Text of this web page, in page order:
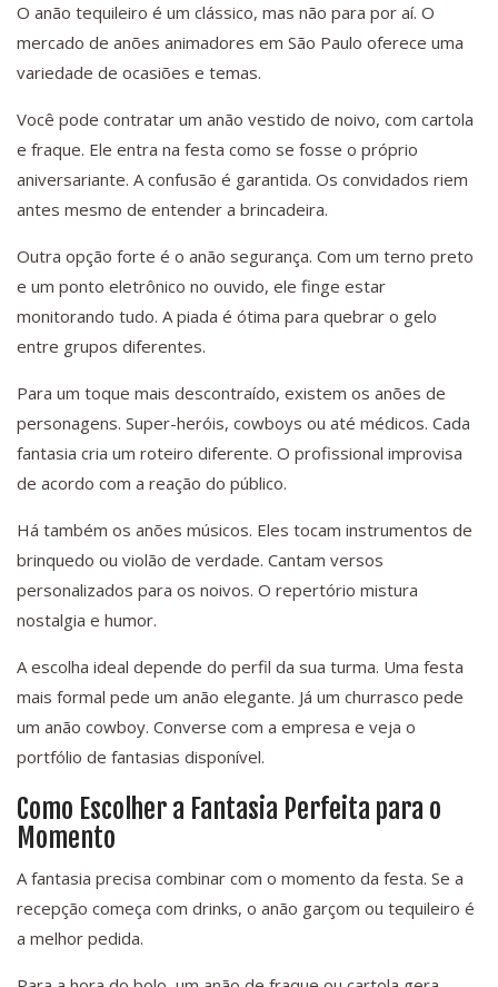
O anão tequileiro é um clássico, mas não para por aí. O
mercado de anões animadores em São Paulo oferece uma
variedade de ocasiões e temas.
Você pode contratar um anão vestido de noivo, com cartola
e fraque. Ele entra na festa como se fosse o próprio
aniversariante. A confusão é garantida. Os convidados riem
antes mesmo de entender a brincadeira.
Outra opção forte é o anão segurança. Com um terno preto
e um ponto eletrônico no ouvido, ele finge estar
monitorando tudo. A piada é ótima para quebrar o gelo
entre grupos diferentes.
Para um toque mais descontraído, existem os anões de
personagens. Super-heróis, cowboys ou até médicos. Cada
fantasia cria um roteiro diferente. O profissional improvisa
de acordo com a reação do público.
Há também os anões músicos. Eles tocam instrumentos de
brinquedo ou violão de verdade. Cantam versos
personalizados para os noivos. O repertório mistura
nostalgia e humor.
A escolha ideal depende do perfil da sua turma. Uma festa
mais formal pede um anão elegante. Já um churrasco pede
um anão cowboy. Converse com a empresa e veja o
portfólio de fantasias disponível.
Como Escolher a Fantasia Perfeita para o
Momento
A fantasia precisa combinar com o momento da festa. Se a
recepção começa com drinks, o anão garçom ou tequileiro é
a melhor pedida.